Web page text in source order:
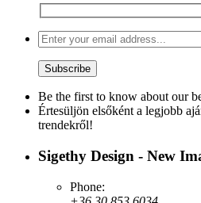
Be the first to know about our
Értesüljön elsőként a legjobb
trendekről!
Sigethy Design - New
Phone: